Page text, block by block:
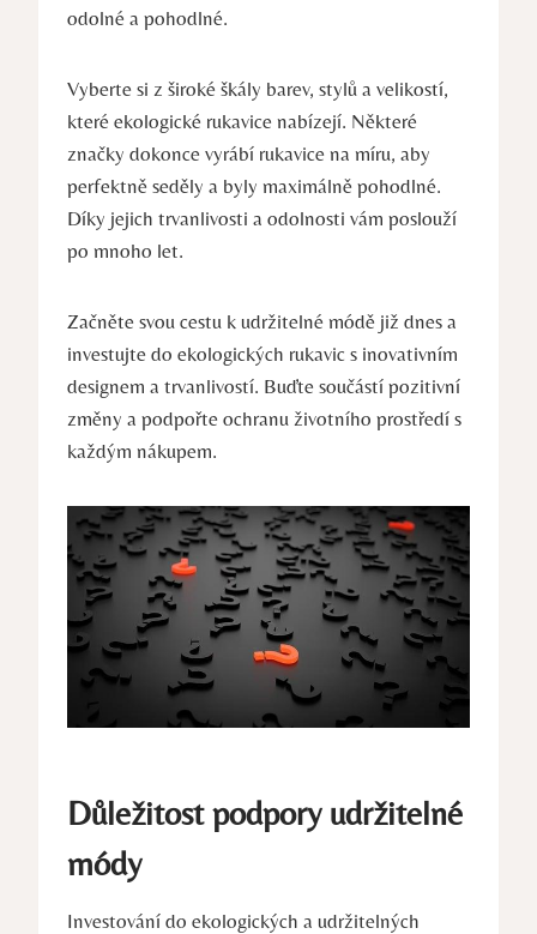
odolné​ a pohodlné.
Vyberte si z široké škály barev, stylů a velikostí,
které ekologické rukavice nabízejí. Některé
značky dokonce vyrábí rukavice na míru, aby
perfektně seděly a byly maximálně pohodlné.
Díky jejich trvanlivosti a ‍odolnosti vám poslouží⁣
po mnoho let.
Začněte svou cestu k ⁤udržitelné módě⁤ již dnes a
investujte do ekologických rukavic s inovativním
designem a trvanlivostí. Buďte ‌součástí pozitivní​
změny‌ a ⁢podpořte ochranu životního prostředí s
každým ⁢nákupem.
Důležitost podpory udržitelné
módy
Investování‌ do ekologických a udržitelných